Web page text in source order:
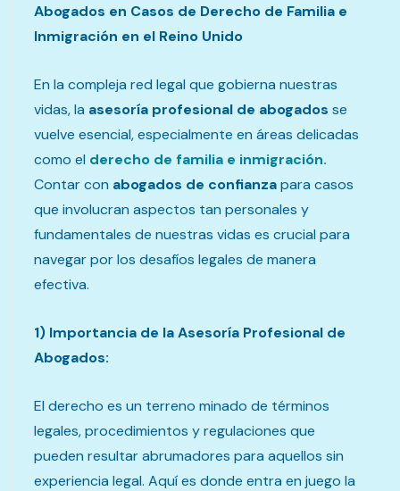
Abogados en Casos de Derecho de Familia e
Inmigración en el Reino Unido
En la compleja red legal que gobierna nuestras
vidas, la asesoría profesional de abogados se
vuelve esencial, especialmente en áreas delicadas
como el derecho de familia e inmigración.
Contar con abogados de confianzapara casos
que involucran aspectos tan personales y
fundamentales de nuestras vidas es crucial para
navegar por los desafíos legales de manera
efectiva.
1) Importancia de la Asesoría Profesional de
Abogados:
El derecho es un terreno minado de términos
legales, procedimientos y regulaciones que
pueden resultar abrumadores para aquellos sin
experiencia legal. Aquí es donde entra en juego la